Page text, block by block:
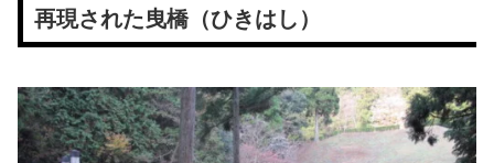
再現された曳橋（ひきはし）